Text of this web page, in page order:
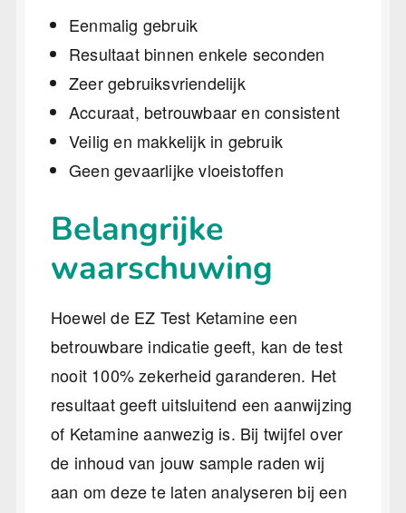
Eenmalig gebruik
Resultaat binnen enkele seconden
Zeer gebruiksvriendelijk
Accuraat, betrouwbaar en consistent
Veilig en makkelijk in gebruik
Geen gevaarlijke vloeistoffen
Belangrijke
waarschuwing
Hoewel de EZ Test Ketamine een
betrouwbare indicatie geeft, kan de test
nooit 100% zekerheid garanderen. Het
resultaat geeft uitsluitend een aanwijzing
of Ketamine aanwezig is. Bij twijfel over
de inhoud van jouw sample raden wij
aan om deze te laten analyseren bij een